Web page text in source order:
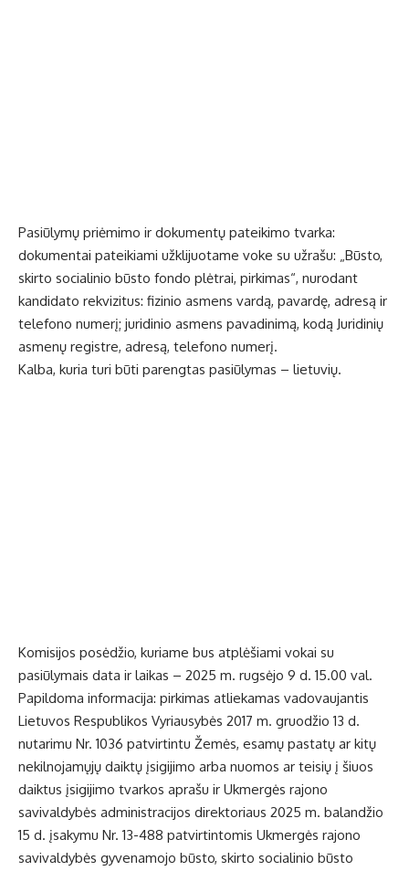
Pasiūlymų priėmimo ir dokumentų pateikimo tvarka:
dokumentai pateikiami užklijuotame voke su užrašu: „Būsto,
skirto socialinio būsto fondo plėtrai, pirkimas“, nurodant
kandidato rekvizitus: fizinio asmens vardą, pavardę, adresą ir
telefono numerį; juridinio asmens pavadinimą, kodą Juridinių
asmenų registre, adresą, telefono numerį.
Kalba, kuria turi būti parengtas pasiūlymas – lietuvių.
Komisijos posėdžio, kuriame bus atplėšiami vokai su
pasiūlymais data ir laikas – 2025 m. rugsėjo 9 d. 15.00 val.
Papildoma informacija: pirkimas atliekamas vadovaujantis
Lietuvos Respublikos Vyriausybės 2017 m. gruodžio 13 d.
nutarimu Nr. 1036 patvirtintu Žemės, esamų pastatų ar kitų
nekilnojamųjų daiktų įsigijimo arba nuomos ar teisių į šiuos
daiktus įsigijimo tvarkos aprašu ir Ukmergės rajono
savivaldybės administracijos direktoriaus 2025 m. balandžio
15 d. įsakymu Nr. 13-488 patvirtintomis Ukmergės rajono
savivaldybės gyvenamojo būsto, skirto socialinio būsto